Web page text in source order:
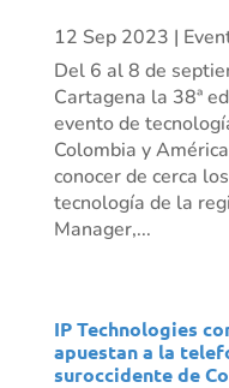
12 Sep 2023 |
Del 6 al 8 de
Cartagena la 38ª
evento de
Colombia y
conocer de cerca
tecnología de la
Manager,...
IP Technologies
apuestan a la
suroccidente de